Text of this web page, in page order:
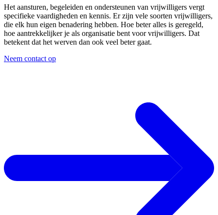
Het aansturen, begeleiden en ondersteunen van vrijwilligers vergt
specifieke vaardigheden en kennis. Er zijn vele soorten vrijwilligers,
die elk hun eigen benadering hebben. Hoe beter alles is geregeld,
hoe aantrekkelijker je als organisatie bent voor vrijwilligers. Dat
betekent dat het werven dan ook veel beter gaat.
Neem contact op